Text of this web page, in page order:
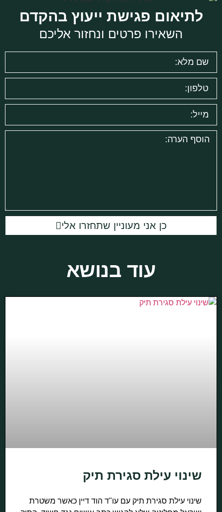
לתיאום פגישת ייעוץ בהקדם
השאירו פרטים ונחזור אליכם
כן אני מעוניין שתחזרו אלי
עוד בנושא
שינוי עילת סגירת תיק
שינוי עילת סגירת תיק עם עו"ד הוד דיין כאשר משטרת